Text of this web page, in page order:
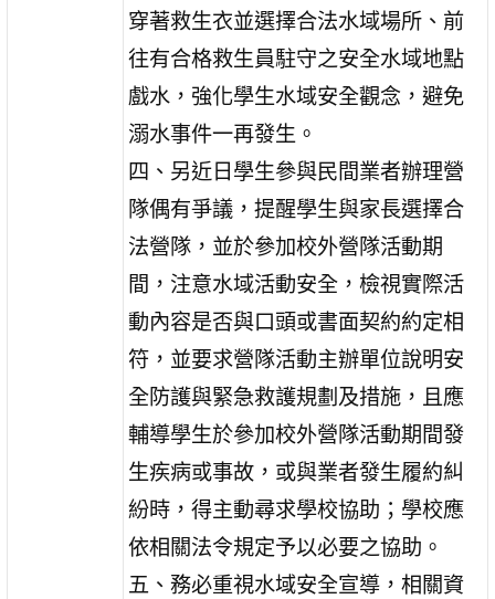
穿著救生衣並選擇合法水域場所、前
往有合格救生員駐守之安全水域地點
戲水，強化學生水域安全觀念，避免
溺水事件一再發生。
四、另近日學生參與民間業者辦理營
隊偶有爭議，提醒學生與家長選擇合
法營隊，並於參加校外營隊活動期
間，注意水域活動安全，檢視實際活
動內容是否與口頭或書面契約約定相
符，並要求營隊活動主辦單位說明安
全防護與緊急救護規劃及措施，且應
輔導學生於參加校外營隊活動期間發
生疾病或事故，或與業者發生履約糾
紛時，得主動尋求學校協助；學校應
依相關法令規定予以必要之協助。
五、務必重視水域安全宣導，相關資